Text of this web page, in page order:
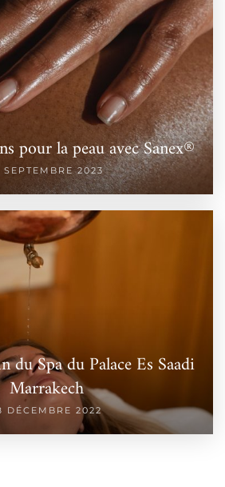
pour la peau avec Sanex®
SEPTEMBRE 2023
du Spa du Palace Es Saadi
Marrakech
DÉCEMBRE 2022